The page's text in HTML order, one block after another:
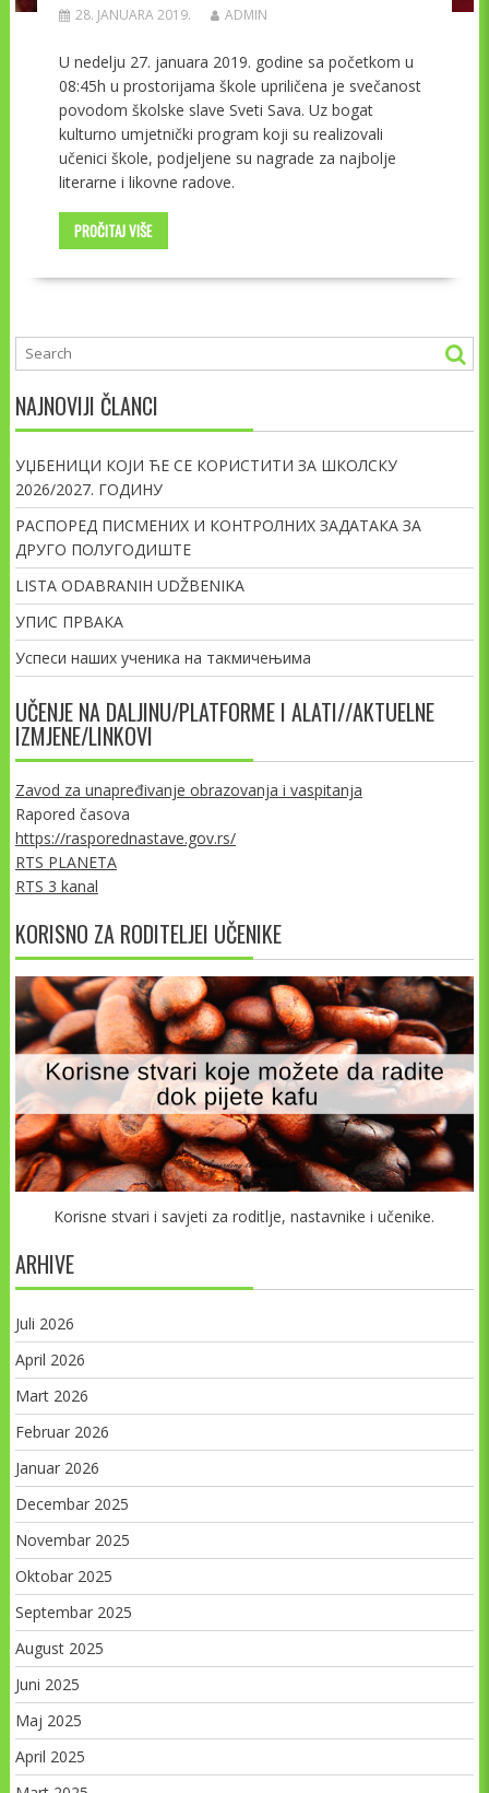
28. JANUARA 2019. ADMIN
U nedelju 27. januara 2019. godine sa početkom u
08:45h u prostorijama škole upriličena je svečanost
povodom školske slave Sveti Sava. Uz bogat
kulturno umjetnički program koji su realizovali
učenici škole, podjeljene su nagrade za najbolje
literarne i likovne radove.
PROČITAJ VIŠE
NAJNOVIJI ČLANCI
УЏБЕНИЦИ КОЈИ ЋЕ СЕ КОРИСТИТИ ЗА ШКОЛСКУ
2026/2027. ГОДИНУ
РАСПОРЕД ПИСМЕНИХ И КОНТРОЛНИХ ЗАДАТАКА ЗА
ДРУГО ПОЛУГОДИШТЕ
LISTA ODABRANIH UDŽBENIKA
УПИС ПРВАКА
Успеси наших ученика на такмичењима
UČENJE NA DALJINU/PLATFORME I ALATI//AKTUELNE
IZMJENE/LINKOVI
Zavod za unapređivanje obrazovanja i vaspitanja
Rapored časova
https://rasporednastave.gov.rs/
RTS PLANETA
RTS 3 kanal
KORISNO ZA RODITELJEI UČENIKE
Korisne stvari i savjeti za roditlje, nastavnike i učenike.
ARHIVE
Juli 2026
April 2026
Mart 2026
Februar 2026
Januar 2026
Decembar 2025
Novembar 2025
Oktobar 2025
Septembar 2025
August 2025
Juni 2025
Maj 2025
April 2025